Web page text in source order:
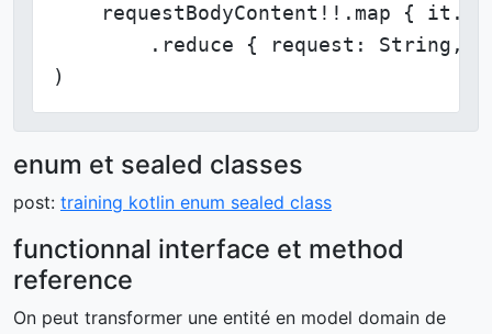
requestBodyContent!!.map {
.reduce { request: String,
)
enum et sealed classes
post: training kotlin enum sealed class
functionnal interface et method
reference
On peut transformer une entité en model domain de